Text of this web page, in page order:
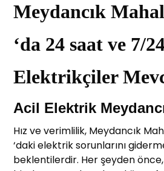
Meydancık
‘da 24 saat ve 7/
Elektrikçiler
Acil Elektrik
Hız ve verimlilik, Meydancık
‘daki elektrik sorunlarını
beklentilerdir. Her şeyden